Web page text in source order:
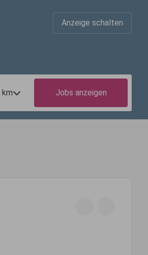
Anzeige schalten
km Jobs anzeigen